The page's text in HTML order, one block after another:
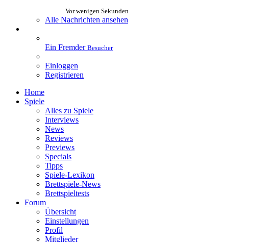
Vor wenigen Sekunden
Alle Nachrichten ansehen
Ein Fremder Besucher
Einloggen
Registrieren
Home
Spiele
Alles zu Spiele
Interviews
News
Reviews
Previews
Specials
Tipps
Spiele-Lexikon
Brettspiele-News
Brettspieltests
Forum
Übersicht
Einstellungen
Profil
Mitglieder